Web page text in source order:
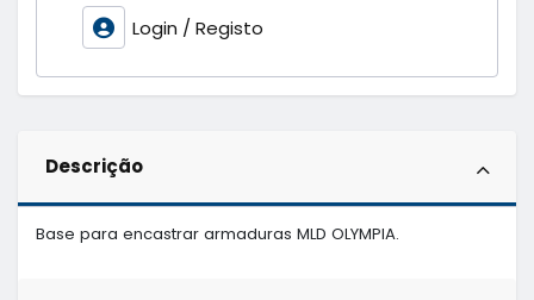
Login / Registo
Descrição
Base para encastrar armaduras MLD OLYMPIA.